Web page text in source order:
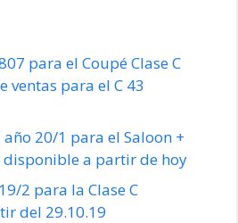
para el Coupé Clase C
ventas para el C 43
20/1 para el Saloon +
disponible a partir de hoy
2 para la Clase C
del 29.10.19